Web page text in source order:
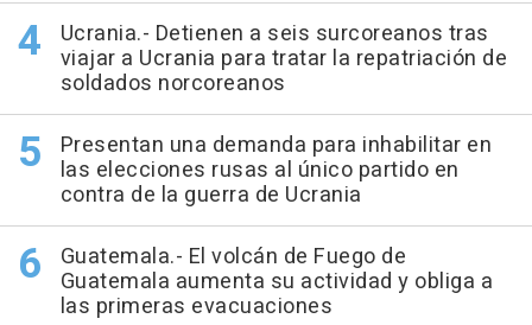
Ucrania.- Detienen a seis surcoreanos tras
viajar a Ucrania para tratar la repatriación de
soldados norcoreanos
Presentan una demanda para inhabilitar en
las elecciones rusas al único partido en
contra de la guerra de Ucrania
Guatemala.- El volcán de Fuego de
Guatemala aumenta su actividad y obliga a
las primeras evacuaciones